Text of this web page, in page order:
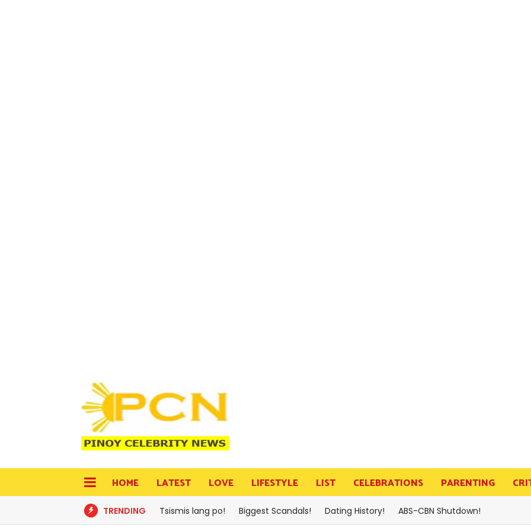
HOME LATEST LOVE LIFESTYLE LIST CELEBRATIONS PARENTING
TRENDING Tsismis lang po! Biggest Scandals! Dating History! ABS-CBN Shutdown!